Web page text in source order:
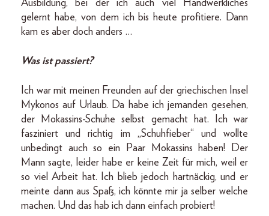
Ausbildung, bei der ich auch viel Handwerkliches
gelernt habe, von dem ich bis heute profitiere. Dann
kam es aber doch anders …
Was ist passiert?
Ich war mit meinen Freunden auf der griechischen Insel
Mykonos auf Urlaub. Da habe ich jemanden gesehen,
der Mokassins-Schuhe selbst gemacht hat. Ich war
fasziniert und richtig im „Schuhfieber“ und wollte
unbedingt auch so ein Paar Mokassins haben! Der
Mann sagte, leider habe er keine Zeit für mich, weil er
so viel Arbeit hat. Ich blieb jedoch hartnäckig, und er
meinte dann aus Spaß, ich könnte mir ja selber welche
machen. Und das hab ich dann einfach probiert!